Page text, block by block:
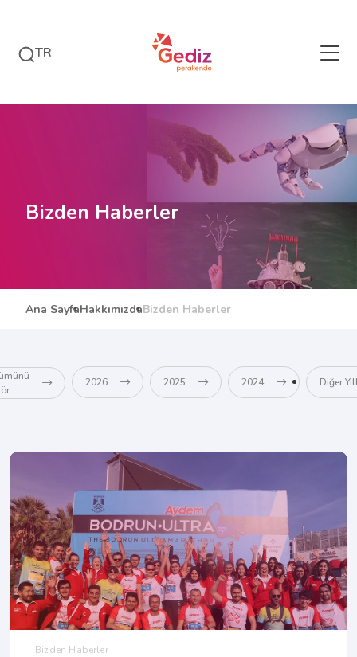
TR
Bizden Haberler
Ana SayfaHakkımızdaBizden Haberler
2026 2025 2024 Diğer
Bizden Haberler